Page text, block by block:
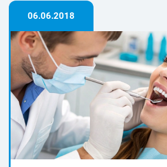
06.06.2018